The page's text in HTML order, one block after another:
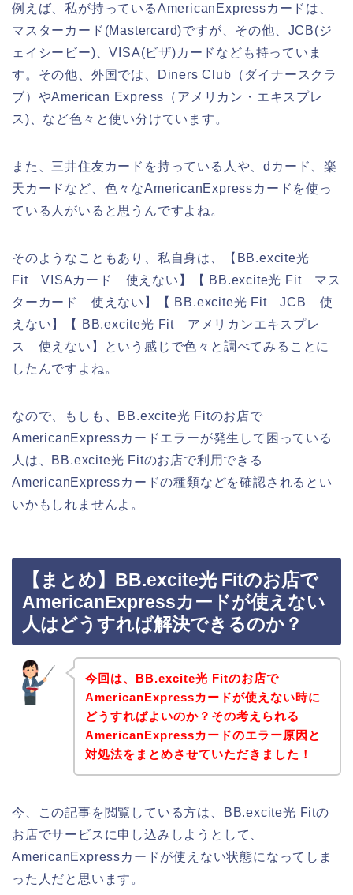
例えば、私が持っているAmericanExpressカードは、
マスターカード(Mastercard)ですが、その他、JCB(ジ
ェイシービー)、VISA(ビザ)カードなども持っていま
す。その他、外国では、Diners Club（ダイナースクラ
ブ）やAmerican Express（アメリカン・エキスプレ
ス)、など色々と使い分けています。
また、三井住友カードを持っている人や、dカード、楽
天カードなど、色々なAmericanExpressカードを使っ
ている人がいると思うんですよね。
そのようなこともあり、私自身は、【BB.excite光
Fit VISAカード 使えない】【 BB.excite光 Fit マス
ターカード 使えない】【 BB.excite光 Fit JCB 使
えない】【 BB.excite光 Fit アメリカンエキスプレ
ス 使えない】という感じで色々と調べてみることに
したんですよね。
なので、もしも、BB.excite光 Fitのお店で
AmericanExpressカードエラーが発生して困っている
人は、BB.excite光 Fitのお店で利用できる
AmericanExpressカードの種類などを確認されるとい
いかもしれませんよ。
【まとめ】BB.excite光 Fitのお店で
AmericanExpressカードが使えない
人はどうすれば解決できるのか？
今回は、BB.excite光 Fitのお店で
AmericanExpressカードが使えない時に
どうすればよいのか？その考えられる
AmericanExpressカードのエラー原因と
対処法をまとめさせていただきました！
今、この記事を閲覧している方は、BB.excite光 Fitの
お店でサービスに申し込みしようとして、
AmericanExpressカードが使えない状態になってしま
った人だと思います。